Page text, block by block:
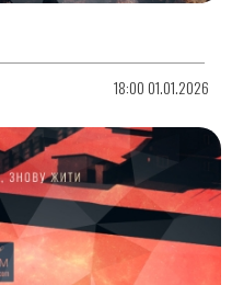
18:00 01.01.2026